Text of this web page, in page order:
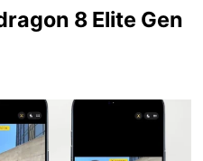
8 Elite Gen